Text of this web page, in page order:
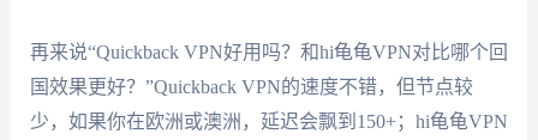
再来说“Quickback VPN好用吗？和hi龟龟VPN对比哪个回
国效果更好？”Quickback VPN的速度不错，但节点较
少，如果你在欧洲或澳洲，延迟会飘到150+；hi龟龟VPN